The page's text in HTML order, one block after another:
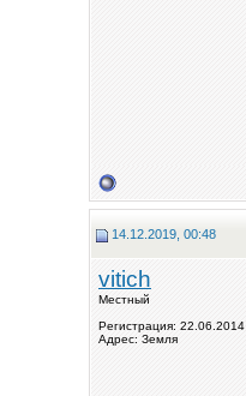
14.12.2019, 00:48
vitich
Местный
Регистрация: 22.06.2014
Адрес: Земля